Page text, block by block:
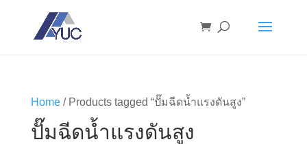
Home/ Products tagged “ปั๊มฉีดน้ำแรงดันสูง”
ปั๊มฉีดน้ำแรงดันสูง